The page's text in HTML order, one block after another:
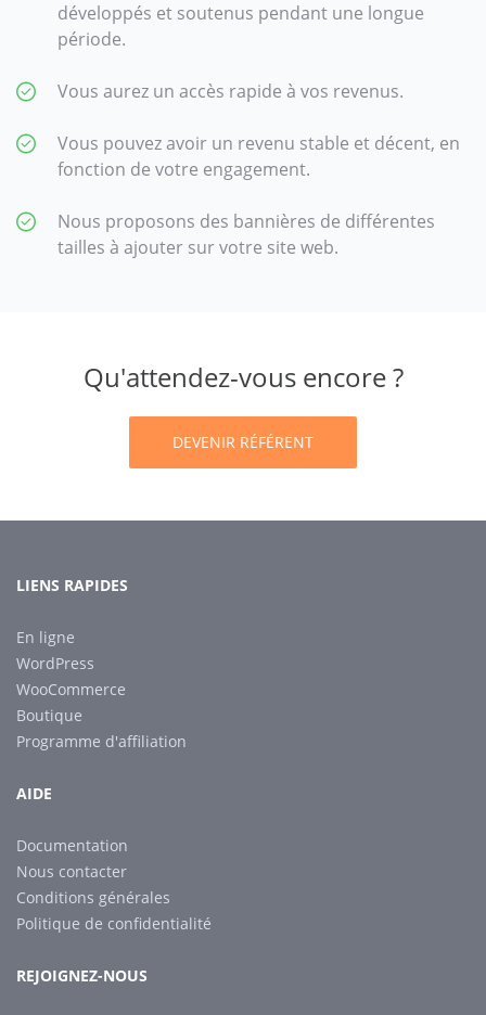
développés et soutenus pendant une longue
période.
Vous aurez un accès rapide à vos revenus.
Vous pouvez avoir un revenu stable et décent, en
fonction de votre engagement.
Nous proposons des bannières de différentes
tailles à ajouter sur votre site web.
Qu'attendez-vous encore ?
DEVENIR RÉFÉRENT
LIENS RAPIDES
En ligne
WordPress
WooCommerce
Boutique
Programme d'affiliation
AIDE
Documentation
Nous contacter
Conditions générales
Politique de confidentialité
REJOIGNEZ-NOUS